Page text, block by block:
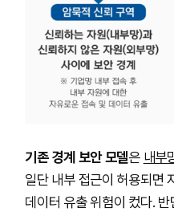
기존 경계 보안 모델은 내부
일단 내부 접근이 허용되면
데이터 유출 위험이 컸다.